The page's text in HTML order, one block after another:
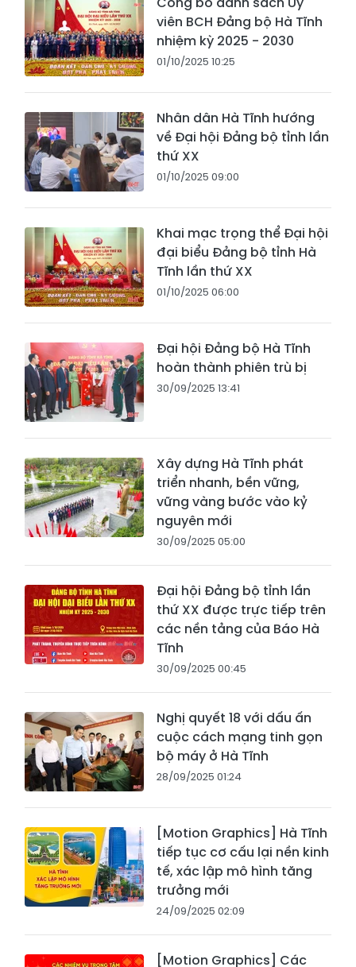
viên BCH Đảng bộ Hà Tĩnh
nhiệm kỳ 2025 - 2030
01/10/2025 10:25
Nhân dân Hà Tĩnh hướng
về Đại hội Đảng bộ tỉnh lần
thứ XX
01/10/2025 09:00
Khai mạc trọng thể Đại hội
đại biểu Đảng bộ tỉnh Hà
Tĩnh lần thứ XX
01/10/2025 06:00
Đại hội Đảng bộ Hà Tĩnh
hoàn thành phiên trù bị
30/09/2025 13:41
Xây dựng Hà Tĩnh phát
triển nhanh, bền vững,
vững vàng bước vào kỷ
nguyên mới
30/09/2025 05:00
Đại hội Đảng bộ tỉnh lần
thứ XX được trực tiếp trên
các nền tảng của Báo Hà
Tĩnh
30/09/2025 00:45
Nghị quyết 18 với dấu ấn
cuộc cách mạng tinh gọn
bộ máy ở Hà Tĩnh
28/09/2025 01:24
[Motion Graphics] Hà Tĩnh
tiếp tục cơ cấu lại nền kinh
tế, xác lập mô hình tăng
trưởng mới
24/09/2025 02:09
[Motion Graphics] Các